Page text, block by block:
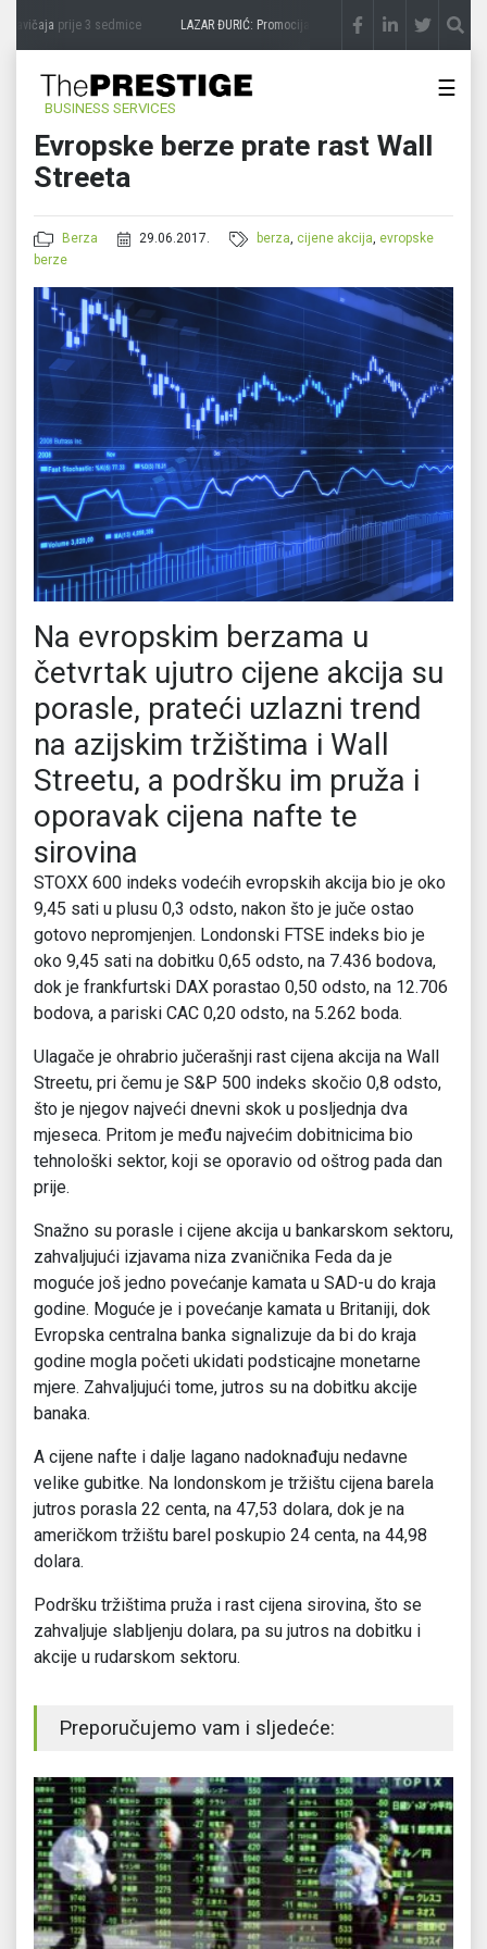
prije 3 sedmice LAZAR ĐURIĆ: Promocija potencijal pretvara u destinaciju
BUSINESS SERVICES
☰
Evropske berze prate rast Wall
Streeta
Berza 29.06.2017. berza, cijene akcija, evropske
berze
Na evropskim berzama u
četvrtak ujutro cijene akcija su
porasle, prateći uzlazni trend
na azijskim tržištima i Wall
Streetu, a podršku im pruža i
oporavak cijena nafte te
sirovina
STOXX 600 indeks vodećih evropskih akcija bio je oko
9,45 sati u plusu 0,3 odsto, nakon što je juče ostao
gotovo nepromjenjen. Londonski FTSE indeks bio je
oko 9,45 sati na dobitku 0,65 odsto, na 7.436 bodova,
dok je frankfurtski DAX porastao 0,50 odsto, na 12.706
bodova, a pariski CAC 0,20 odsto, na 5.262 boda.
Ulagače je ohrabrio jučerašnji rast cijena akcija na Wall
Streetu, pri čemu je S&P 500 indeks skočio 0,8 odsto,
što je njegov najveći dnevni skok u posljednja dva
mjeseca. Pritom je među najvećim dobitnicima bio
tehnološki sektor, koji se oporavio od oštrog pada dan
prije.
Snažno su porasle i cijene akcija u bankarskom sektoru,
zahvaljujući izjavama niza zvaničnika Feda da je
moguće još jedno povećanje kamata u SAD-u do kraja
godine. Moguće je i povećanje kamata u Britaniji, dok
Evropska centralna banka signalizuje da bi do kraja
godine mogla početi ukidati podsticajne monetarne
mjere. Zahvaljujući tome, jutros su na dobitku akcije
banaka.
A cijene nafte i dalje lagano nadoknađuju nedavne
velike gubitke. Na londonskom je tržištu cijena barela
jutros porasla 22 centa, na 47,53 dolara, dok je na
američkom tržištu barel poskupio 24 centa, na 44,98
dolara.
Podršku tržištima pruža i rast cijena sirovina, što se
zahvaljuje slabljenju dolara, pa su jutros na dobitku i
akcije u rudarskom sektoru.
Preporučujemo vam i sljedeće: